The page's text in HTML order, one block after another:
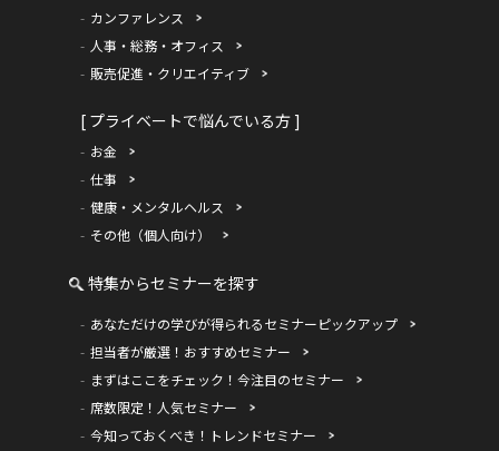
カンファレンス
人事・総務・オフィス
販売促進・クリエイティブ
[ プライベートで悩んでいる方 ]
お金
仕事
健康・メンタルヘルス
その他（個人向け）
特集からセミナーを探す
あなただけの学びが得られるセミナーピックアップ
担当者が厳選！おすすめセミナー
まずはここをチェック！今注目のセミナー
席数限定！人気セミナー
今知っておくべき！トレンドセミナー